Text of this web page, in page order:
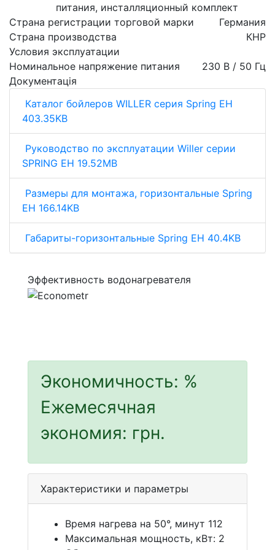
питания, инсталляционный комплект
Страна регистрации торговой марки
Германия
Страна производства
КНР
Условия эксплуатации
Номинальное напряжение питания
230 В / 50 Гц
Документація
Каталог бойлеров WILLER серия Spring EH
403.35KB
Руководство по эксплуатации Willer серии
SPRING EH 19.52MB
Размеры для монтажа, горизонтальные Spring
EH 166.14KB
Габариты-горизонтальные Spring EH 40.4KB
Эффективность водонагревателя
Экономичность: %
Ежемесячная
экономия: грн.
Характеристики и параметры
Время нагрева на 50°, минут 112
Максимальная мощность, кВт: 2